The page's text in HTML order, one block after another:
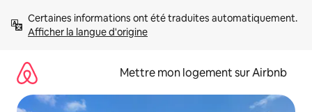
directement
Afficher la langue d'origine
Mettre mon logement sur Airbnb